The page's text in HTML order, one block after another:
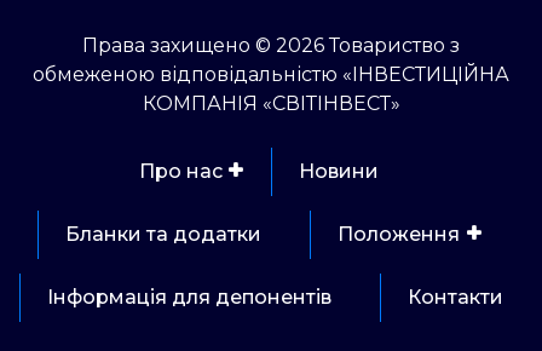
Права захищено © 2026 Товариство з
обмеженою відповідальністю «ІНВЕСТИЦІЙНА
КОМПАНІЯ «СВІТІНВЕСТ»
Про нас Новини
Бланки та додатки Положення
Інформація для депонентів Контакти